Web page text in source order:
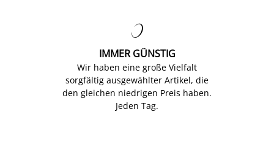

IMMER GÜNSTIG
Wir haben eine große Vielfalt
sorgfältig ausgewählter Artikel, die
den gleichen niedrigen Preis haben.
Jeden Tag.